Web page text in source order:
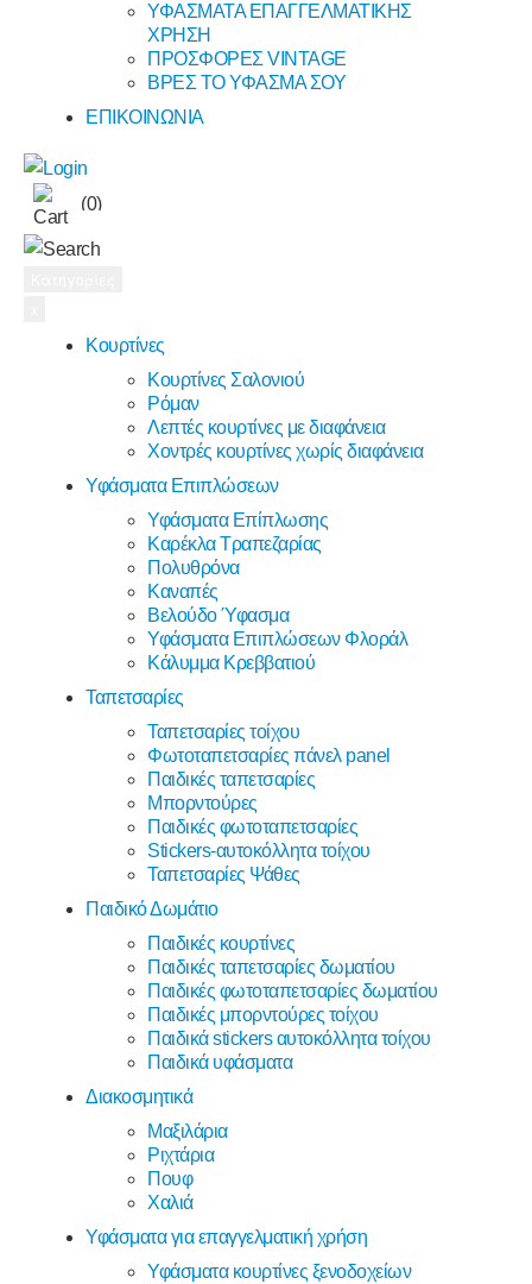
ΥΦΑΣΜΑΤΑ ΕΠΑΓΓΕΛΜΑΤΙΚΗΣ
ΧΡΗΣΗ
ΠΡΟΣΦΟΡΕΣ VINTAGE
ΒΡΕΣ ΤΟ ΥΦΑΣΜΑ ΣΟΥ
ΕΠΙΚΟΙΝΩΝΙΑ
(0)
Κουρτίνες
Κουρτίνες Σαλονιού
Ρόμαν
Λεπτές κουρτίνες με διαφάνεια
Χοντρές κουρτίνες χωρίς διαφάνεια
Υφάσματα Επιπλώσεων
Υφάσματα Επίπλωσης
Καρέκλα Τραπεζαρίας
Πολυθρόνα
Καναπές
Βελούδο Ύφασμα
Υφάσματα Επιπλώσεων Φλοράλ
Κάλυμμα Κρεββατιού
Ταπετσαρίες
Ταπετσαρίες τοίχου
Φωτοταπετσαρίες πάνελ panel
Παιδικές ταπετσαρίες
Μπορντούρες
Παιδικές φωτοταπετσαρίες
Stickers-αυτοκόλλητα τοίχου
Ταπετσαρίες Ψάθες
Παιδικό Δωμάτιο
Παιδικές κουρτίνες
Παιδικές ταπετσαρίες δωματίου
Παιδικές φωτοταπετσαρίες δωματίου
Παιδικές μπορντούρες τοίχου
Παιδικά stickers αυτοκόλλητα τοίχου
Παιδικά υφάσματα
Διακοσμητικά
Μαξιλάρια
Ριχτάρια
Πουφ
Χαλιά
Υφάσματα για επαγγελματική χρήση
Υφάσματα κουρτίνες ξενοδοχείων